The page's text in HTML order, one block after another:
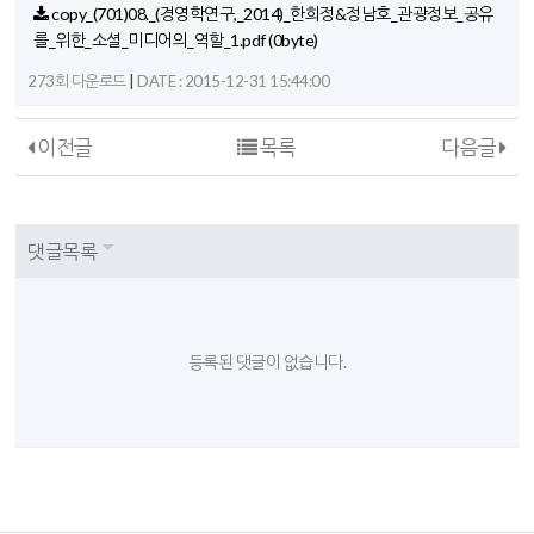
copy_(701)08._(경영학연구,_2014)_한희정&정남호_관광정보_공유
를_위한_소셜_미디어의_역할_1.pdf(0byte)
273회 다운로드| DATE : 2015-12-31 15:44:00
이전글 다음글
목록
댓글목록
등록된 댓글이 없습니다.